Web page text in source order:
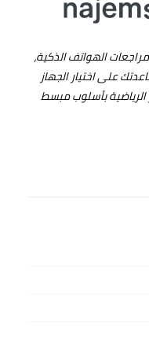
مراجعات الهواتف الذكية،
على اختيار الجهاز
الرياضيةبأسلوب مبسط